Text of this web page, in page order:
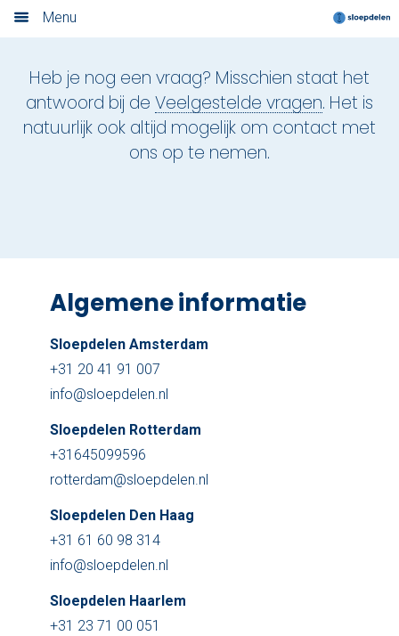
Menu
Nieuwsoverzicht
Boek nu
Rotterdam
Haarlem
Leiden
Den Haag
Loosdrecht
Vecht
Tarieven
Lidmaatschap
Contact
Heb je nog een vraag? Misschien staat het
antwoord bij de Veelgestelde vragen. Het is
natuurlijk ook altijd mogelijk om contact met
ons op te nemen.
Algemene informatie
Sloepdelen Amsterdam
+31 20 41 91 007
info@sloepdelen.nl
Sloepdelen Rotterdam
+31645099596
rotterdam@sloepdelen.nl
Sloepdelen Den Haag
+31 61 60 98 314
info@sloepdelen.nl
Sloepdelen Haarlem
+31 23 71 00 051